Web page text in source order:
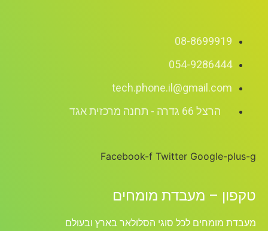
08-8699919
054-9286444
tech.phone.il@gmail.com
הרצל 66 גדרה - תחנה מרכזית אגד
Facebook-f Twitter Google-plus-g
טקפון – מעבדת מומחים
מעבדת מומחים לכל סוגי הסלולאר בארץ ובעולם